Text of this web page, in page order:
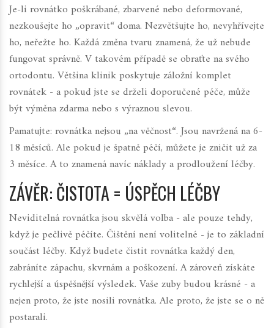
Je-li rovnátko poškrábané, zbarvené nebo deformované,
nezkoušejte ho „opravit“ doma. Nezvětšujte ho, nevyhřívejte
ho, neřežte ho. Každá změna tvaru znamená, že už nebude
fungovat správně. V takovém případě se obraťte na svého
ortodontu. Většina klinik poskytuje záložní komplet
rovnátek - a pokud jste se drželi doporučené péče, může
být výměna zdarma nebo s výraznou slevou.
Pamatujte: rovnátka nejsou „na věčnost“. Jsou navržená na 6-
18 měsíců. Ale pokud je špatně péčí, můžete je zničit už za
3 měsíce. A to znamená navíc náklady a prodloužení léčby.
ZÁVĚR: ČISTOTA = ÚSPĚCH LÉČBY
Neviditelná rovnátka jsou skvělá volba - ale pouze tehdy,
když je pečlivě péčíte. Čištění není volitelné - je to základní
součást léčby. Když budete čistit rovnátka každý den,
zabráníte zápachu, skvrnám a poškození. A zároveň získáte
rychlejší a úspěšnější výsledek. Vaše zuby budou krásné - a
nejen proto, že jste nosili rovnátka. Ale proto, že jste se o ně
postarali.